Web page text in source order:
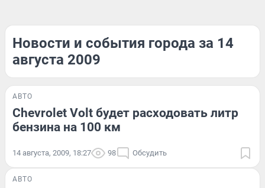
Новости и события города за 14
августа 2009
АВТО
Chevrolet Volt будет расходовать литр
бензина на 100 км
14 августа, 2009, 18:27 98 Обсудить
АВТО